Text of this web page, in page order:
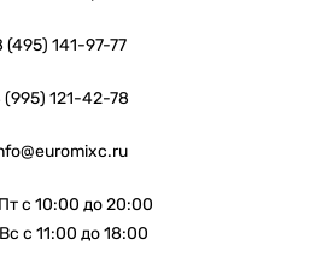
(495) 141-97-77
(995) 121-42-78
с 10:00 до 20:00
с 11:00 до 18:00